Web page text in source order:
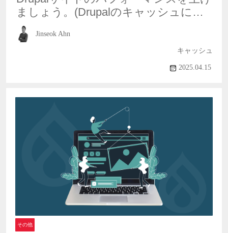
ましょう。(Drupalのキャッシュにつ
いて）
Jinseok Ahn
キャッシュ
2025.04.15
その他